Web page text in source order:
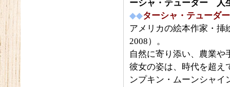
ーシャ・テューダー 人
◆◆ターシャ・テューダー
アメリカの絵本作家・挿
2008）。
自然に寄り添い、農業や
彼女の姿は、時代を超え
ンプキン・ムーンシャイ